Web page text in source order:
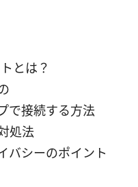
とは？
で接続する方法
処法
バシーのポイント